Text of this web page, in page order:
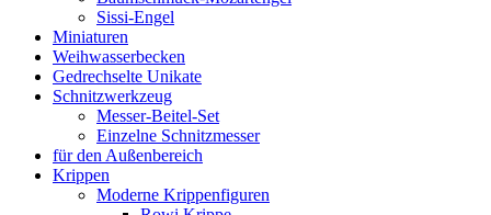
Sissi-Engel
Miniaturen
Weihwasserbecken
Gedrechselte Unikate
Schnitzwerkzeug
Messer-Beitel-Set
Einzelne Schnitzmesser
für den Außenbereich
Krippen
Moderne Krippenfiguren